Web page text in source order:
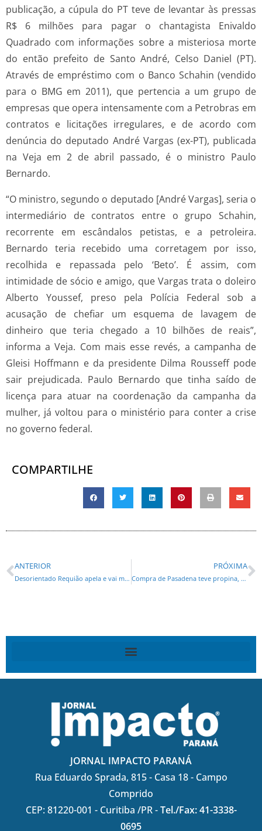
publicação, a cúpula do PT teve de levantar às pressas
R$ 6 milhões para pagar o chantagista Enivaldo
Quadrado com informações sobre a misteriosa morte
do então prefeito de Santo André, Celso Daniel (PT).
Através de empréstimo com o Banco Schahin (vendido
para o BMG em 2011), que pertencia a um grupo de
empresas que opera intensamente com a Petrobras em
contratos e licitações irregulares, e de acordo com
denúncia do deputado André Vargas (ex-PT), publicada
na Veja em 2 de abril passado, é o ministro Paulo
Bernardo.
“O ministro, segundo o deputado [André Vargas], seria o
intermediário de contratos entre o grupo Schahin,
recorrente em escândalos petistas, e a petroleira.
Bernardo teria recebido uma corretagem por isso,
recolhida e repassada pelo ‘Beto’. É assim, com
intimidade de sócio e amigo, que Vargas trata o doleiro
Alberto Youssef, preso pela Polícia Federal sob a
acusação de chefiar um esquema de lavagem de
dinheiro que teria chegado a 10 bilhões de reais”,
informa a Veja. Com mais esse revés, a campanha de
Gleisi Hoffmann e da presidente Dilma Rousseff pode
sair prejudicada. Paulo Bernardo que tinha saído de
licença para atuar na coordenação da campanha da
mulher, já voltou para o ministério para conter a crise
no governo federal.
COMPARTILHE
ANTERIOR
Desorientado Requião apela e vai mostrar família de Beto Richa na TV
PRÓXIMA
Compra de Pasadena teve propina, diz Costa
JORNAL IMPACTO PARANÁ
Rua Eduardo Sprada, 815 - Casa 18 - Campo
Comprido
CEP: 81220-001 - Curitiba /PR -Tel./Fax: 41-3338-
0695